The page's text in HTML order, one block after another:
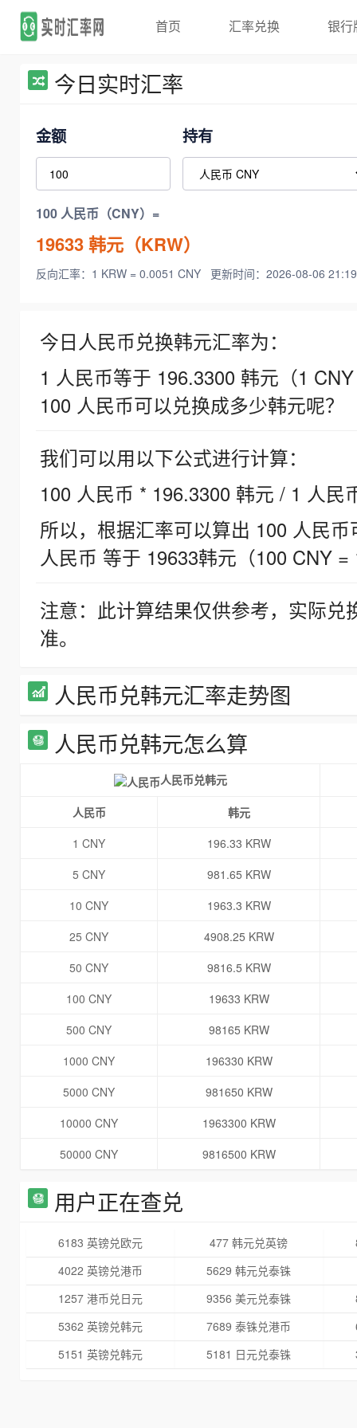
首页 汇率兑换 银行
今日实时汇率
金额 持有
100 人民币（CNY）=
19633韩元（KRW）
反向汇率：1 KRW = 0.0051 CNY 更新时间：2026-08-06
今日人民币兑换韩元汇率为：
1 人民币等于 196.3300 韩元（1
100 人民币可以兑换成多少韩元呢？
我们可以用以下公式进行计算：
100 人民币 * 196.3300 韩元 / 1 人民
所以，根据汇率可以算出 100 人民
人民币 等于 19633韩元（100 CNY =
注意：此计算结果仅供参考，实际
准。
人民币兑韩元汇率走势图
人民币兑韩元怎么算
人民币兑韩元
人民币
韩元
1 CNY
196.33 KRW
5 CNY
981.65 KRW
10 CNY
1963.3 KRW
25 CNY
4908.25 KRW
50 CNY
9816.5 KRW
100 CNY
19633 KRW
500 CNY
98165 KRW
1000 CNY
196330 KRW
5000 CNY
981650 KRW
10000 CNY
1963300 KRW
50000 CNY
9816500 KRW
用户正在查兑
6183 英镑兑欧元 477 韩元兑英镑
4022 英镑兑港币
5629 韩元兑泰铢
1257 港币兑日元
9356 美元兑泰铢
5362 英镑兑韩元
7689 泰铢兑港币
5151 英镑兑韩元
5181 日元兑泰铢